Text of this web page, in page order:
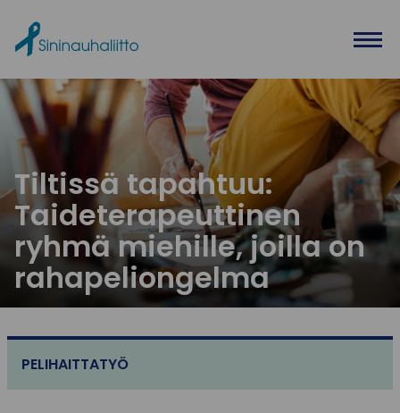
Tiltissä tapahtuu:
Taideterapeuttinen
ryhmä miehille, joilla on
rahapeliongelma
PELIHAITTATYÖ